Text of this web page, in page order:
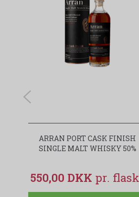
ARRAN PORT CASK FINISH
SINGLE MALT WHISKY 50%
550,00 DKK